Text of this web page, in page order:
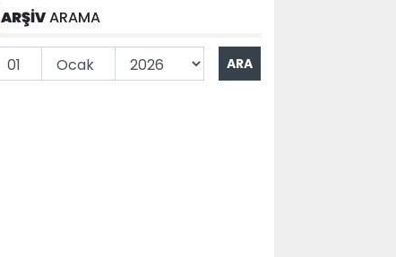
ARŞİVARAMA